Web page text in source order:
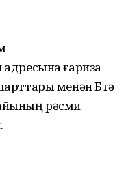
ғариза
менән Бөтә
рәсми